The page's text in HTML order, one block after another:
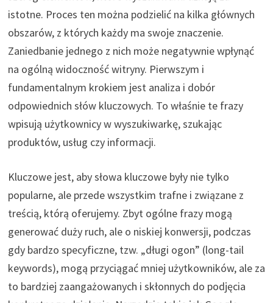
istotne. Proces ten można podzielić na kilka głównych
obszarów, z których każdy ma swoje znaczenie.
Zaniedbanie jednego z nich może negatywnie wpłynąć
na ogólną widoczność witryny. Pierwszym i
fundamentalnym krokiem jest analiza i dobór
odpowiednich słów kluczowych. To właśnie te frazy
wpisują użytkownicy w wyszukiwarkę, szukając
produktów, usług czy informacji.
Kluczowe jest, aby słowa kluczowe były nie tylko
popularne, ale przede wszystkim trafne i związane z
treścią, którą oferujemy. Zbyt ogólne frazy mogą
generować duży ruch, ale o niskiej konwersji, podczas
gdy bardzo specyficzne, tzw. „długi ogon” (long-tail
keywords), mogą przyciągać mniej użytkowników, ale za
to bardziej zaangażowanych i skłonnych do podjęcia